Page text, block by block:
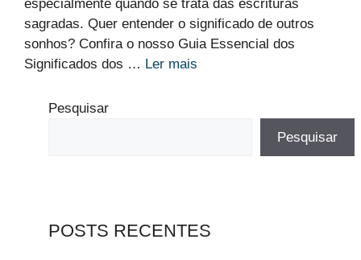
especialmente quando se trata das escrituras
sagradas. Quer entender o significado de outros
sonhos? Confira o nosso Guia Essencial dos
Significados dos … Ler mais
Pesquisar
Pesquisar
POSTS RECENTES